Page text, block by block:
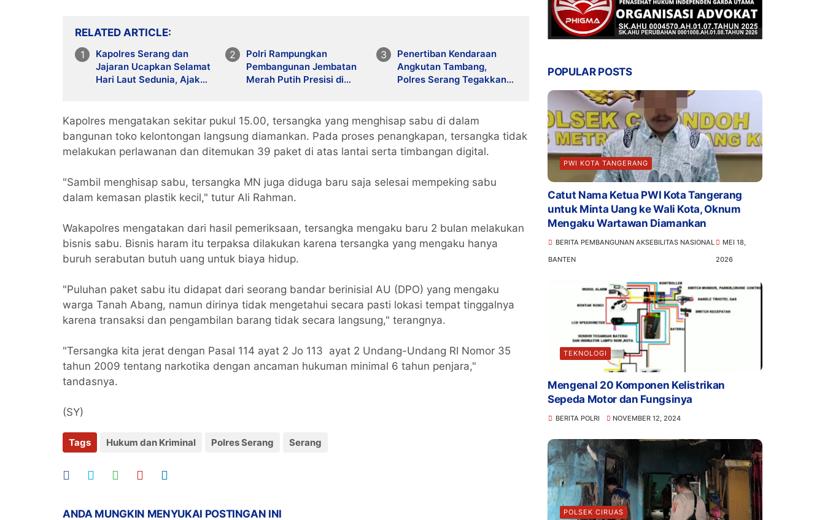
RELATED ARTICLE
Kapolres Serang dan
Jajaran Ucapkan Selamat
Hari Laut Sedunia, Ajak
Polri Rampungkan
Pembangunan Jembatan
Merah Putih Presisi di
Penertiban Kendaraan
Angkutan Tambang,
Polres Serang Tegakkan
Kapolres mengatakan sekitar pukul 15.00, tersangka yang menghisap sabu di dalam
bangunan toko kelontongan langsung diamankan. Pada proses penangkapan, tersangka tidak
melakukan perlawanan dan ditemukan 39 paket di atas lantai serta timbangan digital.
"Sambil menghisap sabu, tersangka MN juga diduga baru saja selesai mempeking sabu
dalam kemasan plastik kecil," tutur Ali Rahman.
Wakapolres mengatakan dari hasil pemeriksaan, tersangka mengaku baru 2 bulan melakukan
bisnis sabu. Bisnis haram itu terpaksa dilakukan karena tersangka yang mengaku hanya
buruh serabutan butuh uang untuk biaya hidup.
"Puluhan paket sabu itu didapat dari seorang bandar berinisial AU (DPO) yang mengaku
warga Tanah Abang, namun dirinya tidak mengetahui secara pasti lokasi tempat tinggalnya
karena transaksi dan pengambilan barang tidak secara langsung," terangnya.
"Tersangka kita jerat dengan Pasal 114 ayat 2 Jo 113 ayat 2 Undang-Undang RI Nomor 35
tahun 2009 tentang narkotika dengan ancaman hukuman minimal 6 tahun penjara,"
tandasnya.
(SY)
Tags Hukum dan Kriminal Polres Serang Serang
ANDA MUNGKIN MENYUKAI POSTINGAN INI
POPULAR POSTS
PWI KOTA TANGERANG
Catut Nama Ketua PWI Kota Tangerang
untuk Minta Uang ke Wali Kota, Oknum
Mengaku Wartawan Diamankan
BERITA PEMBANGUNAN AKSEBILITAS NASIONAL
BANTEN
MEI 18,
2026
TEKNOLOGI
Mengenal 20 Komponen Kelistrikan
Sepeda Motor dan Fungsinya
BERITA POLRI NOVEMBER 12, 2024
POLSEK CIRUAS